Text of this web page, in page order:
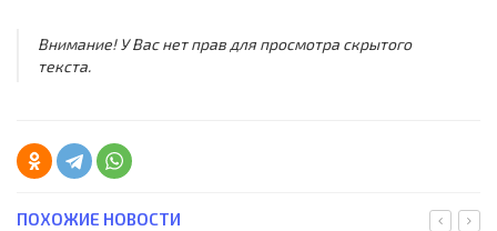
Внимание! У Вас нет прав для просмотра скрытого
текста.
ПОХОЖИЕ НОВОСТИ